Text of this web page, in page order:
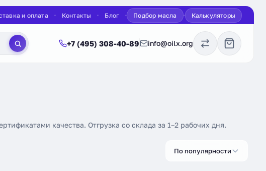
и оплата Контакты Блог Подбор масла Калькуляторы
+7 (495) 308-40-89 info@oilx.org
качества. Отгрузка со склада за 1–2 рабочих дня.
По популярности